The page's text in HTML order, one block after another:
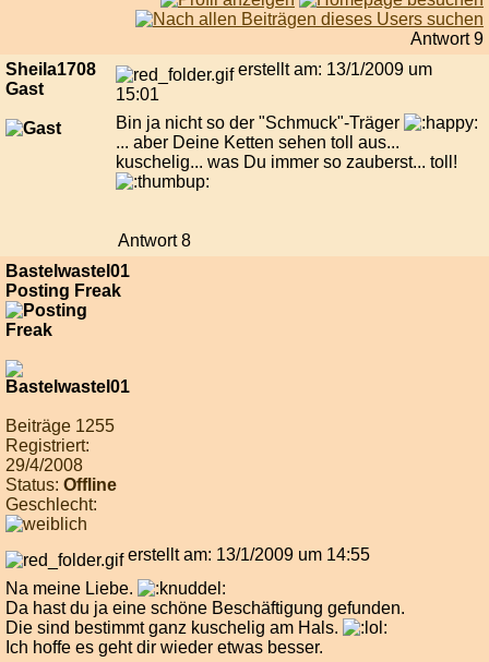
Antwort 9
Sheila1708
Gast
erstellt am: 13/1/2009 um
15:01
Bin ja nicht so der "Schmuck"-Träger
... aber Deine Ketten sehen toll aus...
kuschelig... was Du immer so zauberst... toll!
Antwort 8
Bastelwastel01
Posting Freak
Beiträge 1255
Registriert:
29/4/2008
Status: Offline
Geschlecht:
erstellt am: 13/1/2009 um 14:55
Na meine Liebe.
Da hast du ja eine schöne Beschäftigung gefunden.
Die sind bestimmt ganz kuschelig am Hals.
Ich hoffe es geht dir wieder etwas besser.